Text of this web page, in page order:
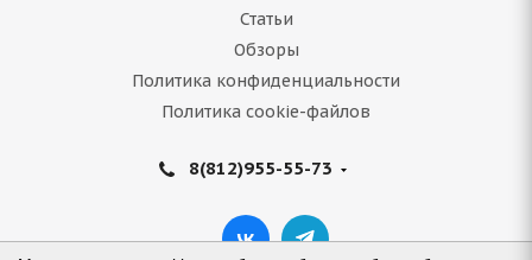
Статьи
Обзоры
Политика конфиденциальности
Политика cookie-файлов
8(812)955-55-73